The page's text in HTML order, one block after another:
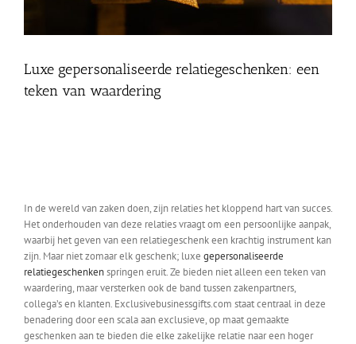
Luxe gepersonaliseerde relatiegeschenken: een
teken van waardering
In de wereld van zaken doen, zijn relaties het kloppend hart van succes.
Het onderhouden van deze relaties vraagt om een persoonlijke aanpak,
waarbij het geven van een relatiegeschenk een krachtig instrument kan
zijn. Maar niet zomaar elk geschenk; luxe gepersonaliseerde
relatiegeschenkenspringen eruit. Ze bieden niet alleen een teken van
waardering, maar versterken ook de band tussen zakenpartners,
collega’s en klanten. Exclusivebusinessgifts.com staat centraal in deze
benadering door een scala aan exclusieve, op maat gemaakte
geschenken aan te bieden die elke zakelijke relatie naar een hoger